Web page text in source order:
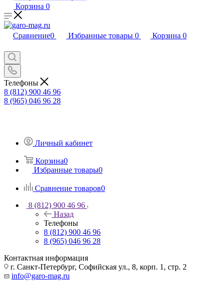
Корзина 0
Сравнение0 Избранные товары 0 Корзина 0
Телефоны
8 (812) 900 46 96
8 (965) 046 96 28
Личный кабинет
Корзина0
Избранные товары0
Сравнение товаров0
8 (812) 900 46 96
Назад
Телефоны
8 (812) 900 46 96
8 (965) 046 96 28
Контактная информация
г. Санкт-Петербург, Софийская ул., 8, корп. 1, стр. 2
info@garo-mag.ru